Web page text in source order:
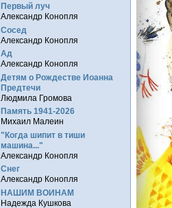
Первый луч
Александр Конопля
Сосед
Александр Конопля
Ад
Александр Конопля
Детям о Рождестве Иоанна
Предтечи
Людмила Громова
Память 1941-2026
Михаил Малеин
"Когда шипит в тиши
машина..."
Александр Конопля
Снег
Александр Конопля
НАШИМ ВОИНАМ
Надежда Кушкова